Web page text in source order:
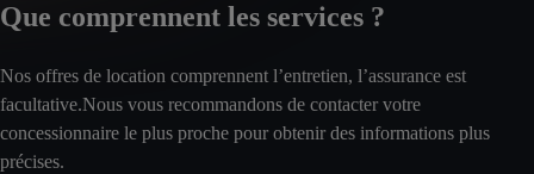
Que comprennent les services ?
Nos offres de location comprennent l’entretien, l’assurance est
facultative.Nous vous recommandons de contacter votre
concessionnaire le plus proche pour obtenir des informations plus
précises.